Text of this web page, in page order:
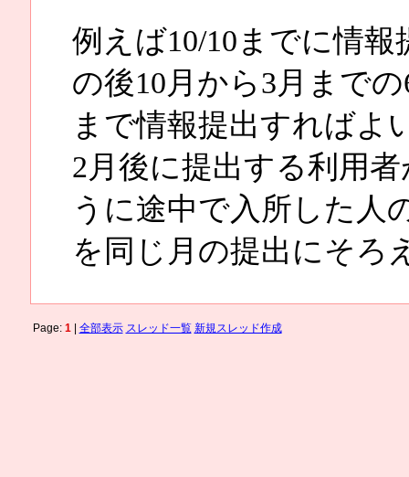
例えば10/10までに情
の後10月から3月まで
まで情報提出すればよ
2月後に提出する利用
うに途中で入所した人
を同じ月の提出にそろ
Page: 1| 全部表示 スレッド一覧 新規スレッド作成